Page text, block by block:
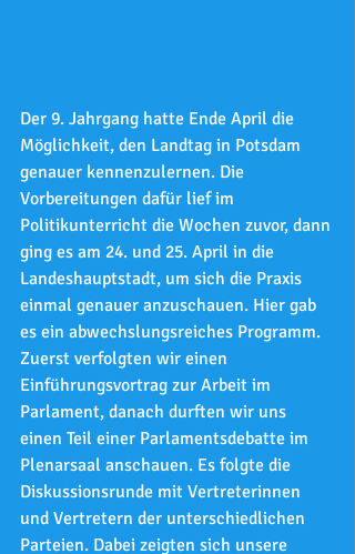
Der 9. Jahrgang hatte Ende April die
Möglichkeit, den Landtag in Potsdam
genauer kennenzulernen. Die
Vorbereitungen dafür lief im
Politikunterricht die Wochen zuvor, dann
ging es am 24. und 25. April in die
Landeshauptstadt, um sich die Praxis
einmal genauer anzuschauen. Hier gab
es ein abwechslungsreiches Programm.
Zuerst verfolgten wir einen
Einführungsvortrag zur Arbeit im
Parlament, danach durften wir uns
einen Teil einer Parlamentsdebatte im
Plenarsaal anschauen. Es folgte die
Diskussionsrunde mit Vertreterinnen
und Vertretern der unterschiedlichen
Parteien. Dabei zeigten sich unsere